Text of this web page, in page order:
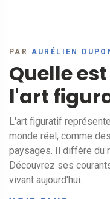
PAR AURÉLIEN
Quelle
l'art
L'art figuratif
monde réel, comme
paysages. Il diffère du
Découvrez ses
vivant aujourd'hui.